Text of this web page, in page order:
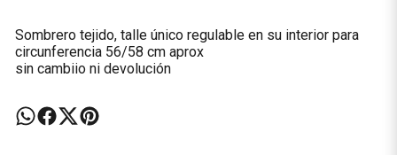
Sombrero tejido, talle único regulable en su interior para
circunferencia 56/58 cm aprox
sin cambiio ni devolución